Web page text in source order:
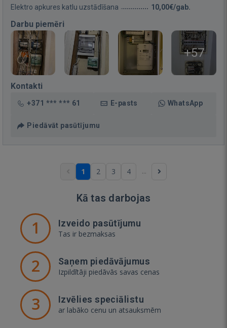
Elektro apkures katlu uzstādīšana 10,00€/gab.
Darbu piemēri
+57
Kontakti
+371 *** *** 61 E-pasts WhatsApp
Piedāvāt pasūtījumu
1 2 3 4 ...
Kā tas darbojas
1 Izveido pasūtījumu
Tas ir bezmaksas
2 Saņem piedāvājumus
Izpildītāji piedāvās savas cenas
3 Izvēlies speciālistu
ar labāko cenu un atsauksmēm